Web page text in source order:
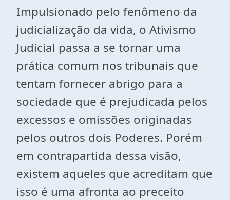
Impulsionado pelo fenômeno da
judicialização da vida, o Ativismo
Judicial passa a se tornar uma
prática comum nos tribunais que
tentam fornecer abrigo para a
sociedade que é prejudicada pelos
excessos e omissões originadas
pelos outros dois Poderes. Porém
em contrapartida dessa visão,
existem aqueles que acreditam que
isso é uma afronta ao preceito